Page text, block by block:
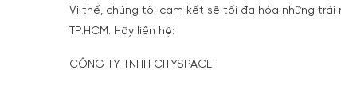
Vì thế, chúng tôi cam kết sẽ tối đa hóa những
TP.HCM. Hãy liên hệ:
CÔNG TY TNHH CITYSPACE